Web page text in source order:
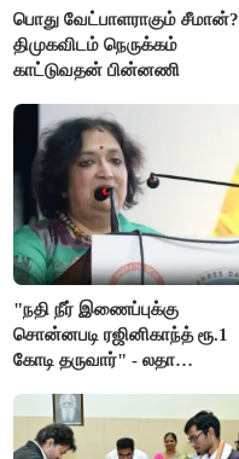
பொது வேட்பாளராகும் சீமான்?
திமுகவிடம் நெருக்கம்
காட்டுவதன் பின்னணி
"நதி நீர் இணைப்புக்கு
சொன்னபடி ரஜினிகாந்த் ரூ.1
கோடி தருவார்" - லதா